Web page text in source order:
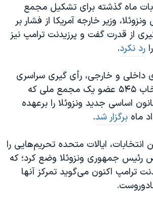
جایزه نوبل صلح
آمریکا «سی‌پک»
ماه گذشته برای تشکیل مجمع
وزیر خارجه آمریکا از فشار بر
از قدرت گفت و پرزیدنت ترامپ نیز
رد نکرد.
داخلی و خارجی، رأی گیری سراسری
در ونزوئلا برای انتخاب ۵۴۵ عضو یک مجمع ملی که
اساسی جدید ونزوئلا را برعهده
ماه برگزار شد.
انتخابات، ایالات متحده تحریم‌هایی را
جمهوری ونزوئلا وضع کرد؛ که
ترامپ اکنون می‌گوید تمرکز آنها